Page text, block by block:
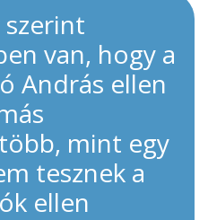
van, hogy a
András ellen
mint egy
tesznek a
ellen